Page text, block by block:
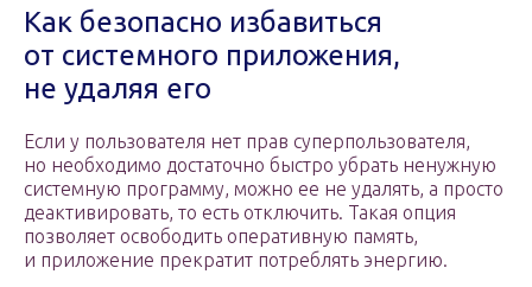
Как безопасно избавиться
от системного приложения,
не удаляя его
Если у пользователя нет прав суперпользователя,
но необходимо достаточно быстро убрать ненужную
системную программу, можно ее не удалять, а просто
деактивировать, то есть отключить. Такая опция
позволяет освободить оперативную память,
и приложение прекратит потреблять энергию.